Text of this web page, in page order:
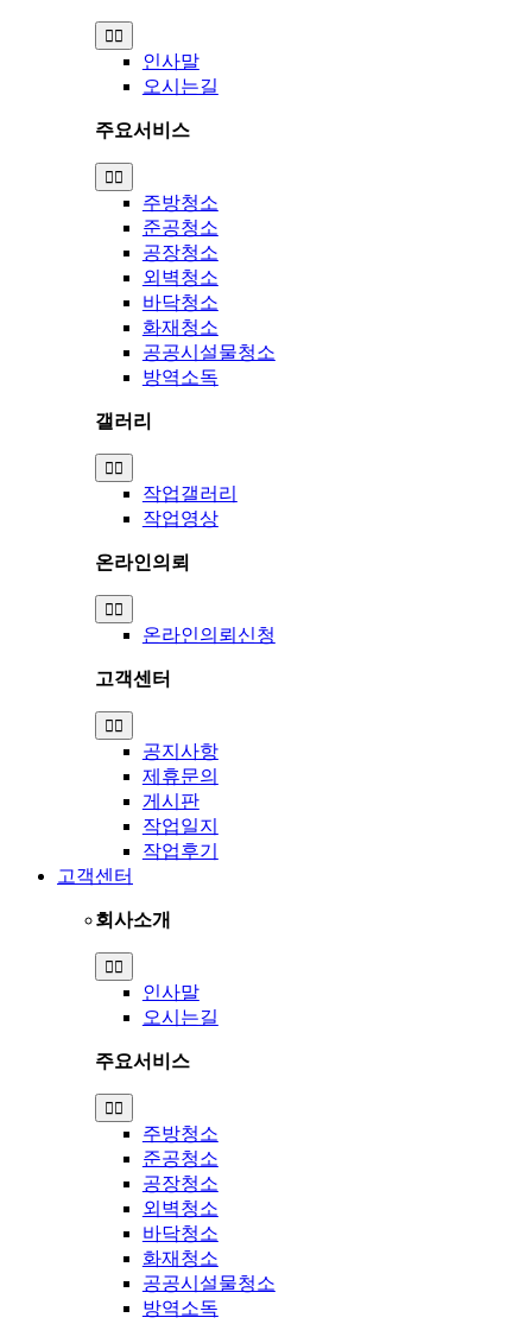
Toggle
Navigation
인사말
오시는길
주요서비스
Toggle
Navigation
주방청소
준공청소
공장청소
외벽청소
바닥청소
화재청소
공공시설물청소
방역소독
갤러리
Toggle
Navigation
작업갤러리
작업영상
온라인의뢰
Toggle
Navigation
온라인의뢰신청
고객센터
Toggle
Navigation
공지사항
제휴문의
게시판
작업일지
작업후기
고객센터
회사소개
Toggle
Navigation
인사말
오시는길
주요서비스
Toggle
Navigation
주방청소
준공청소
공장청소
외벽청소
바닥청소
화재청소
공공시설물청소
방역소독